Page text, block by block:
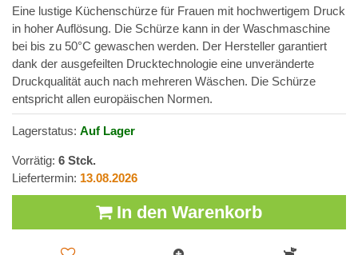
Eine lustige Küchenschürze für Frauen mit hochwertigem Druck
in hoher Auflösung. Die Schürze kann in der Waschmaschine
bei bis zu 50°C gewaschen werden. Der Hersteller garantiert
dank der ausgefeilten Drucktechnologie eine unveränderte
Druckqualität auch nach mehreren Wäschen. Die Schürze
entspricht allen europäischen Normen.
Lagerstatus: Auf Lager
Vorrätig: 6 Stck.
Liefertermin: 13.08.2026
In den Warenkorb